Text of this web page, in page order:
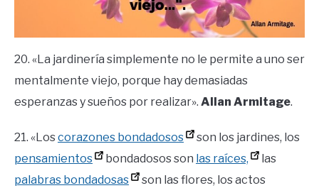
20. «La jardinería simplemente no le permite a uno ser
mentalmente viejo, porque hay demasiadas
esperanzas y sueños por realizar». Allan Armitage.
21. «Loscorazones bondadosos
son los jardines, los
pensamientos
bondadosos son las raíces,
las
palabras bondadosas
son las flores, los actos